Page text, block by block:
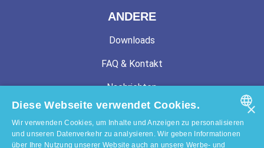
ANDERE
Downloads
FAQ & Kontakt
Nachrichten
Über uns
ENGLISH
×
Diese Webseite verwendet Cookies.
Wir verwenden Cookies, um Inhalte und Anzeigen zu personalisieren
und unseren Datenverkehr zu analysieren. Wir geben Informationen
über Ihre Nutzung unserer Website auch an unsere Werbe- und